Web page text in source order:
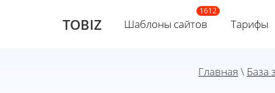
TOBIZ Шаблоны сайтов Тарифы
Главная \ База